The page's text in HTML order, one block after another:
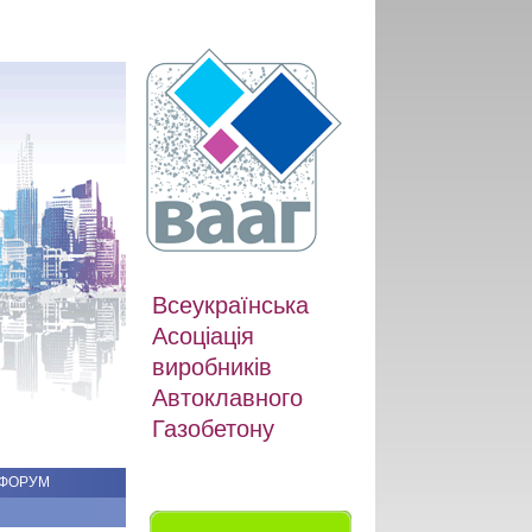
Всеукраїнська
Асоціація
виробників
Автоклавного
Газобетону